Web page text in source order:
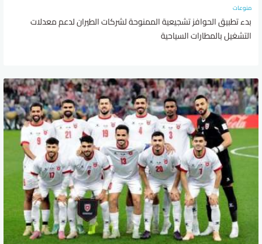
منوعات
بدء تطبيق الحوافز تشجيعية الممنوحة لشركات الطيران لدعم معدلات
التشغيل بالمطارات السياحية